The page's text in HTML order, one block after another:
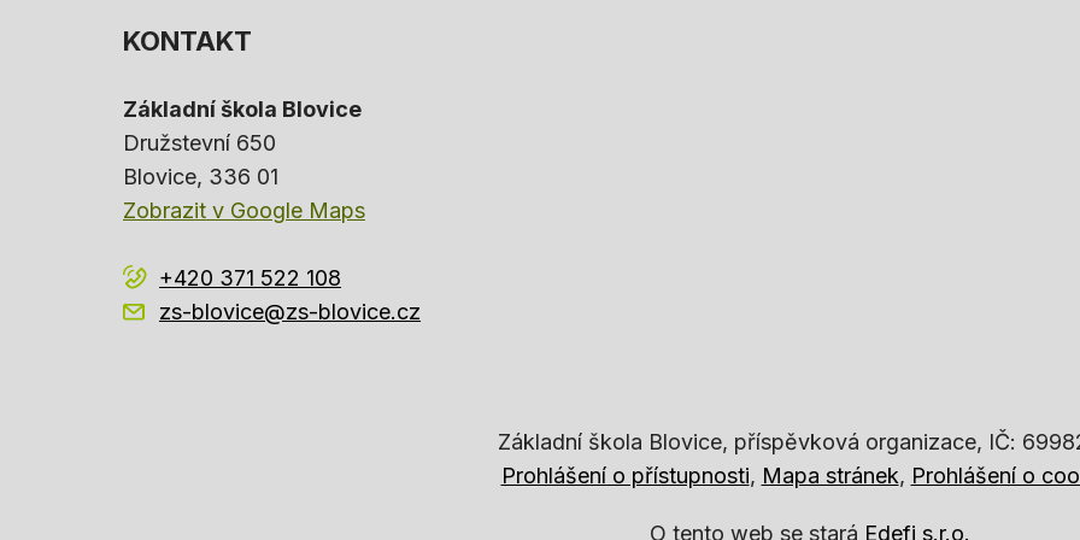
KONTAKT
Základní škola Blovice
Družstevní 650
Blovice, 336 01
Zobrazit v Google Maps
+420 371 522 108
zs-blovice@zs-blovice.cz
Základní škola Blovice, příspěvková organizace, IČ:
Prohlášení o přístupnosti
Mapa stránek Prohlášení o
O tento web se stará Edefi s.r.o.